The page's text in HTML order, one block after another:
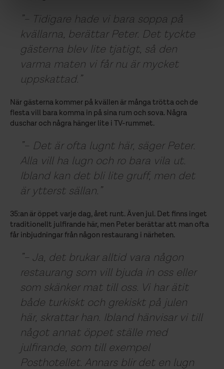
– Tidigare hade vi bara soppa på
kvällarna, berättar Peter. Det tyckte
gästerna blev lite tjatigt, så den
varma maten vi får nu är mycket
uppskattad.
När gästerna kommer på kvällen är många trötta och de
flesta vill bara komma in på sina rum och sova. Några
duschar och några hänger lite i TV-rummet.
– Det är ofta lugnt här, säger Peter.
Alla vill ha lugn och ro bara vila ut.
Ibland kan det bli lite gruff, men det
är ytterst sällan.
35:an är öppet varje dag, året runt. Även jul. Det finns inget
traditionellt julfirande här, men Peter berättar att man ofta
får inbjudningar från någon restaurang i närheten.
– Ja, det brukar alltid vara någon
restaurang som vill bjuda in oss eller
som skänker mat till oss. Vi har ätit
både turkiskt och grekiskt på julen
här, skrattar han. Ibland hänvisar vi till
något annat öppet ställe med
julfirande, som till exempel
Posthotellet. Annars blir det en lugn